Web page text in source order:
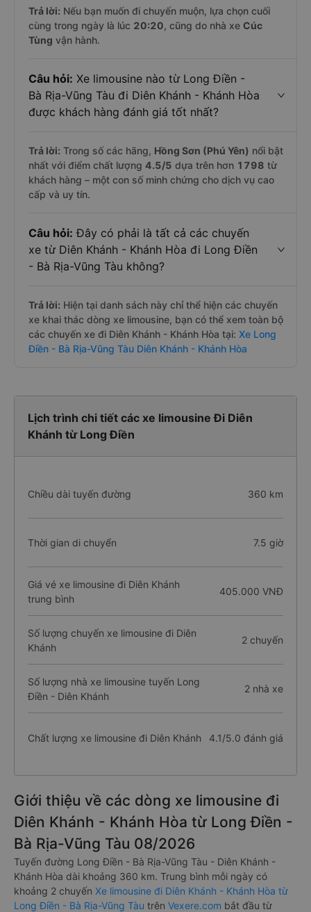
Trả lời: Nếu bạn muốn đi chuyến muộn, lựa chọn cuối
cùng trong ngày là lúc 20:20, cũng do nhà xe Cúc
Tùng vận hành.
Câu hỏi: Xe limousine nào từ Long Điền -
Bà Rịa-Vũng Tàu đi Diên Khánh - Khánh Hòa
được khách hàng đánh giá tốt nhất?
Trả lời: Trong số các hãng, Hồng Sơn (Phú Yên) nổi bật
nhất với điểm chất lượng 4.5/5 dựa trên hơn 1798 từ
khách hàng – một con số minh chứng cho dịch vụ cao
cấp và uy tín.
Câu hỏi: Đây có phải là tất cả các chuyến
xe từ Diên Khánh - Khánh Hòa đi Long Điền
- Bà Rịa-Vũng Tàu không?
Trả lời: Hiện tại danh sách này chỉ thể hiện các chuyến
xe khai thác dòng xe limousine, bạn có thể xem toàn bộ
các chuyến xe đi Diên Khánh - Khánh Hòa tại: Xe Long
Điền - Bà Rịa-Vũng Tàu Diên Khánh - Khánh Hòa
Lịch trình chi tiết các xe limousine Đi Diên
Khánh từ Long Điền
Chiều dài tuyến đường 360 km
Thời gian di chuyển 7.5 giờ
Giá vé xe limousine đi Diên Khánh
trung bình
405.000 VNĐ
Số lượng chuyến xe limousine đi Diên
Khánh
2 chuyến
Số lượng nhà xe limousine tuyến Long
Điền - Diên Khánh
2 nhà xe
Chất lượng xe limousine đi Diên Khánh 4.1/5.0 đánh giá
Giới thiệu về các dòng xe limousine đi
Diên Khánh - Khánh Hòa từ Long Điền -
Bà Rịa-Vũng Tàu 08/2026
Tuyến đường Long Điền - Bà Rịa-Vũng Tàu - Diên Khánh -
Khánh Hòa dài khoảng 360 km. Trung bình mỗi ngày có
khoảng 2 chuyến Xe limousine đi Diên Khánh - Khánh Hòa từ
Long Điền - Bà Rịa-Vũng Tàu trên Vexere.com bắt đầu từ